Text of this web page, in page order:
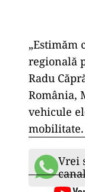
„Estimăm
regională
Radu
România,
vehicule
mobilitate.
Vrei